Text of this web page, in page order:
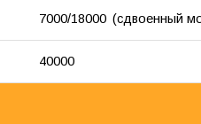
7000/18000 (сдвоенный
40000